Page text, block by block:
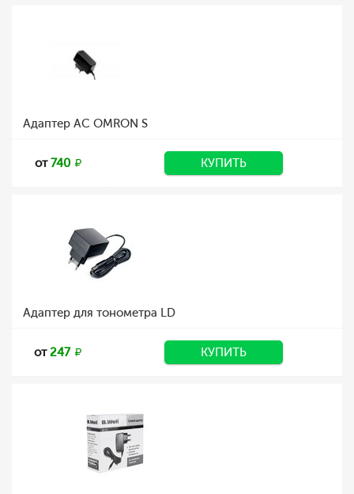
Адаптер АС OMRON S
от740 КУПИТЬ
Адаптер для тонометра LD
от247 КУПИТЬ